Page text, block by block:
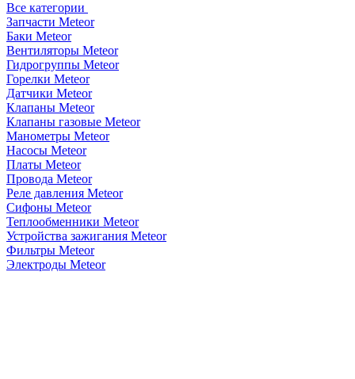
Все категории
Запчасти Meteor
Баки Meteor
Вентиляторы Meteor
Гидрогруппы Meteor
Горелки Meteor
Датчики Meteor
Клапаны Meteor
Клапаны газовые Meteor
Манометры Meteor
Насосы Meteor
Платы Meteor
Провода Meteor
Реле давления Meteor
Сифоны Meteor
Теплообменники Meteor
Устройства зажигания Meteor
Фильтры Meteor
Электроды Meteor